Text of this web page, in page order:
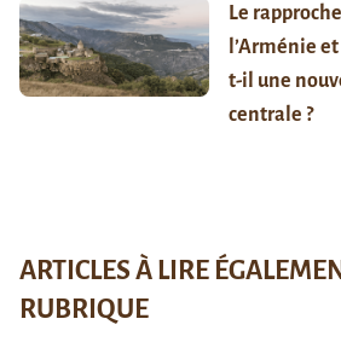
Le
l’Arménie
t-il une
centrale ?
ARTICLES À LIRE
RUBRIQUE